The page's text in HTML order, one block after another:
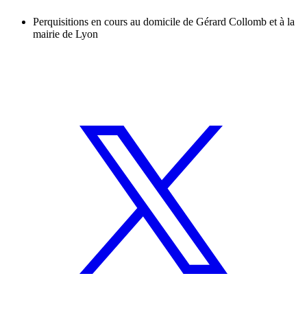
Perquisitions en cours au domicile de Gérard Collomb et à la
mairie de Lyon